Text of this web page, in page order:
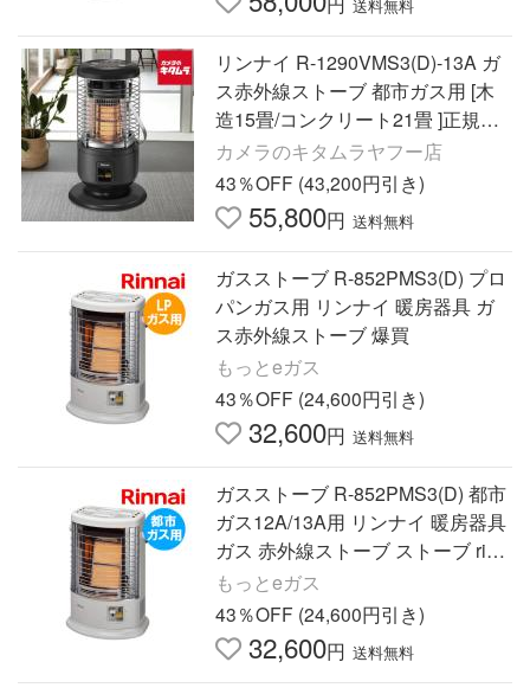
送料無料
リンナイ R-1290VMS3(D)-13A ガ
ス赤外線ストーブ 都市ガス用 [木
造15畳/コンクリート21畳 ]正規販
売店 新生活 寒さ対策 暖房
カメラのキタムラヤフー店
43％OFF (43,200円引き)
55,800円 送料無料
ガスストーブ R-852PMS3(D) プロ
パンガス用 リンナイ 暖房器具 ガ
ス赤外線ストーブ 爆買
もっとeガス
43％OFF (24,600円引き)
32,600円 送料無料
ガスストーブ R-852PMS3(D) 都市
ガス12A/13A用 リンナイ 暖房器具
ガス 赤外線ストーブ ストーブ rinn
ai 爆買
もっとeガス
43％OFF (24,600円引き)
32,600円 送料無料